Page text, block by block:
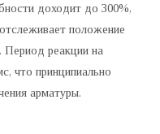
доходит до 300%,
положение
Период реакции на
что принципиально
арматуры.